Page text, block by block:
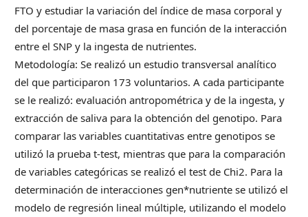
FTO y estudiar la variación del índice de masa corporal y
del porcentaje de masa grasa en función de la interacción
entre el SNP y la ingesta de nutrientes.
Metodología: Se realizó un estudio transversal analítico
del que participaron 173 voluntarios. A cada participante
se le realizó: evaluación antropométrica y de la ingesta, y
extracción de saliva para la obtención del genotipo. Para
comparar las variables cuantitativas entre genotipos se
utilizó la prueba t-test, mientras que para la comparación
de variables categóricas se realizó el test de Chi2. Para la
determinación de interacciones gen*nutriente se utilizó el
modelo de regresión lineal múltiple, utilizando el modelo